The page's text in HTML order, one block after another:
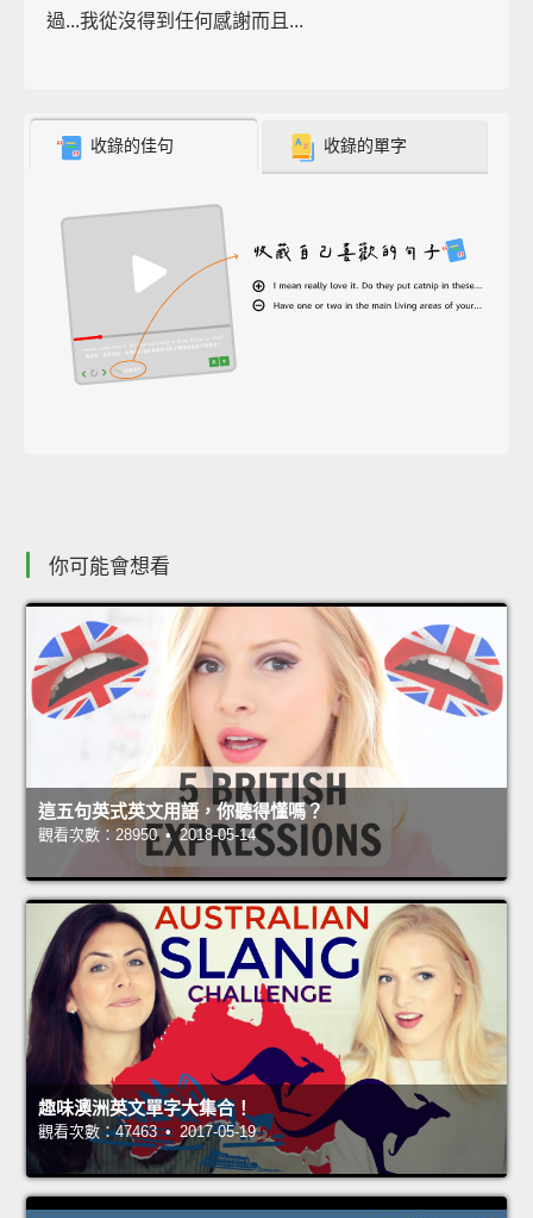
過...我從沒得到任何感謝而且...
收錄的佳句 收錄的單字
你可能會想看
這五句英式英文用語，你聽得懂嗎？
觀看次數：28950 • 2018-05-14
趣味澳洲英文單字大集合！
觀看次數：47463 • 2017-05-19